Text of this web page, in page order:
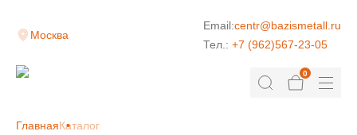
Москва
Email:centr@bazismetall.ru
Тел.: +7 (962)567-23-05
0
ГлавнаяКаталог